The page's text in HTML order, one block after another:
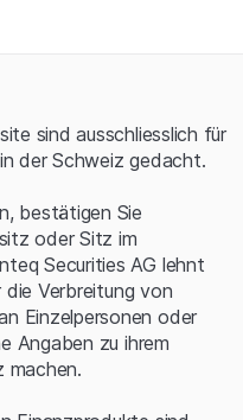
05.04.2022
Indikator für
sind ausschliesslich für
der Schweiz gedacht.
bestätigen Sie
oder Sitz im
Securities AG lehnt
Verbreitung von
Einzelpersonen oder
Angaben zu ihrem
machen.